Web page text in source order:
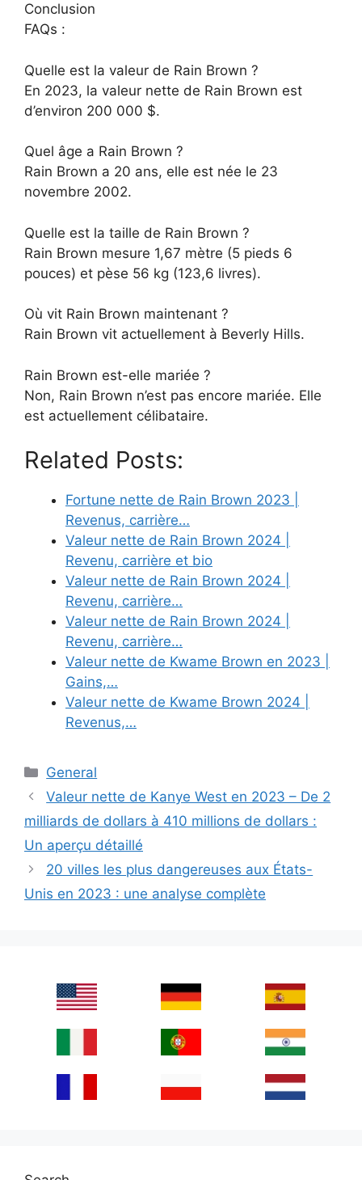
Conclusion
FAQs :
Quelle est la valeur de Rain Brown ?
En 2023, la valeur nette de Rain Brown est
d’environ 200 000 $.
Quel âge a Rain Brown ?
Rain Brown a 20 ans, elle est née le 23
novembre 2002.
Quelle est la taille de Rain Brown ?
Rain Brown mesure 1,67 mètre (5 pieds 6
pouces) et pèse 56 kg (123,6 livres).
Où vit Rain Brown maintenant ?
Rain Brown vit actuellement à Beverly Hills.
Rain Brown est-elle mariée ?
Non, Rain Brown n’est pas encore mariée. Elle
est actuellement célibataire.
Related Posts:
Fortune nette de Rain Brown 2023 |
Revenus, carrière…
Valeur nette de Rain Brown 2024 |
Revenu, carrière et bio
Valeur nette de Rain Brown 2024 |
Revenu, carrière…
Valeur nette de Rain Brown 2024 |
Revenu, carrière…
Valeur nette de Kwame Brown en 2023 |
Gains,…
Valeur nette de Kwame Brown 2024 |
Revenus,…
Categories
General
Valeur nette de Kanye West en 2023 – De 2
milliards de dollars à 410 millions de dollars :
Un aperçu détaillé
20 villes les plus dangereuses aux États-
Unis en 2023 : une analyse complète